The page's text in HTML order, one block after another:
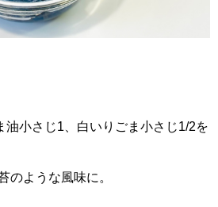
油小さじ1、白いりごま小さじ1/2を
のような風味に。